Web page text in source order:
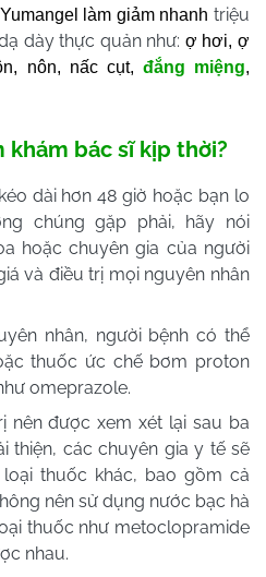
Yumangel làm giảm nhanh triệu
dày thực quản như: ợ hơi, ợ
nôn, nấc cụt, đắng miệng,
khám bác sĩ kịp thời?
dài hơn 48 giờ hoặc bạn lo
chúng gặp phải, hãy nói
hoặc chuyên gia của người
và điều trị mọi nguyên nhân
nhân, người bệnh có thể
thuốc ức chế bơm proton
omeprazole.
nên được xem xét lại sau ba
thiện, các chuyên gia y tế sẽ
thuốc khác, bao gồm cả
nên sử dụng nước bạc hà
thuốc như metoclopramide
nhau.